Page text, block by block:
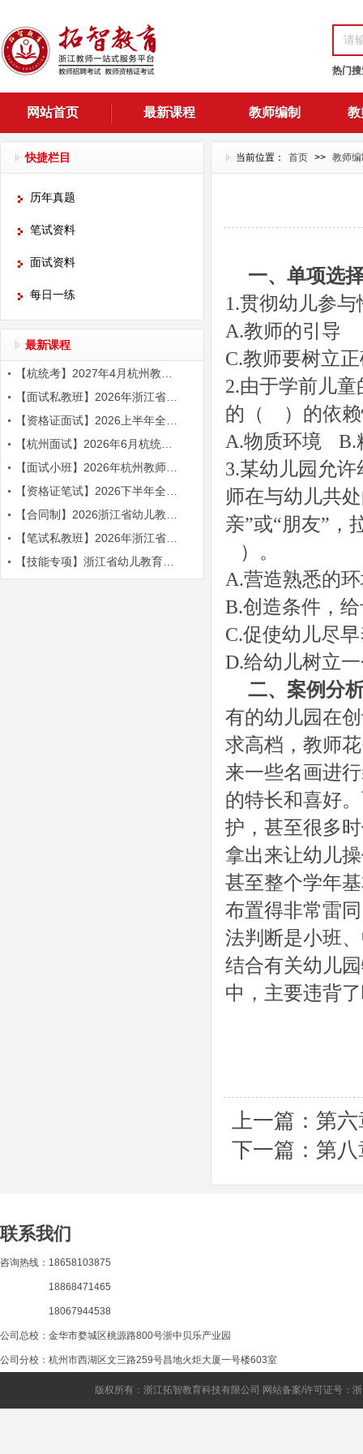
热门
网站首页 最新课程 教师编制 教
快捷栏目
历年真题
笔试资料
面试资料
每日一练
最新课程
当前位置： 首页 >> 教师
一、单项选
1.贯彻幼儿参
A.教师的引导
C.教师要树立
2.由于学前儿
的（ ）的依赖
A.物质环境 B.
3.某幼儿园允
师在与幼儿共
亲”或“朋友”，
）。
A.营造熟悉的
B.创造条件，
C.促使幼儿尽
D.给幼儿树立
二、案例分
有的幼儿园在
求高档，教师
来一些名画进
的特长和喜好
护，甚至很多
拿出来让幼儿
甚至整个学年
布置得非常雷
法判断是小班
结合有关幼儿
中，主要违背
上一篇： 第
下一篇： 第
联系我们
咨询热线：18658103875
18868471465
18067944538
公司总校：金华市婺城区桃源路800号浙中贝乐产业园
公司分校：杭州市西湖区文三路259号昌地火炬大厦一号楼603室
版权所有：浙江拓智教育科技有限公司 网站备案/许可证号：